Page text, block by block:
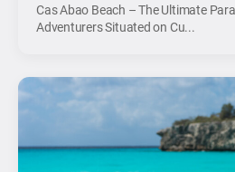
Cas Abao Beach – The Ultimate
Adventurers Situated on Cu...